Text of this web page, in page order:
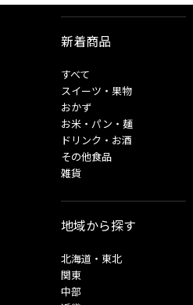
新着商品
すべて
スイーツ・果物
おかず
お米・パン・麺
ドリンク・お酒
その他食品
雑貨
地域から探す
北海道・東北
関東
中部